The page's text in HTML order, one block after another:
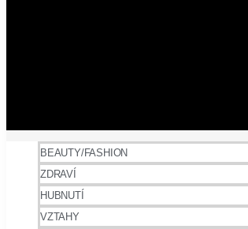
BEAUTY/FASHION
ZDRAVÍ
HUBNUTÍ
VZTAHY